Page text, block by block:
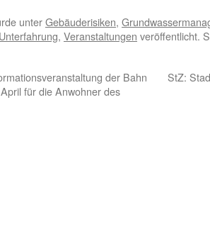
unterGebäuderisiken,
Unterfahrung, Veranstaltungen veröffentlicht.
der Bahn
für die Anwohner des
StZ: